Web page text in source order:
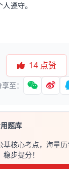
遵守。
14 点赞
至：
题库
基核心考点，海量
步提分！